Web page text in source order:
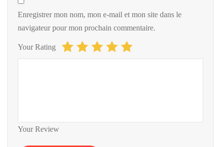
Enregistrer mon nom, mon e-mail et mon site dans le
navigateur pour mon prochain commentaire.
Your Rating
Your Review